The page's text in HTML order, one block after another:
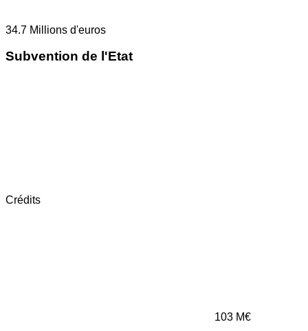
34.7 Millions d'euros
Subvention de l'Etat
Crédits
103 M€